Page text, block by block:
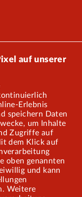
auf unserer
Erlebnis
speichern Daten
um Inhalte
Zugriffe auf
dem Klick auf
oben genannten
und kann
Weitere